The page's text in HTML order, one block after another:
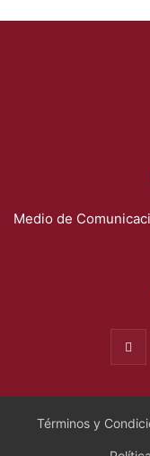
Medio de
Términos y